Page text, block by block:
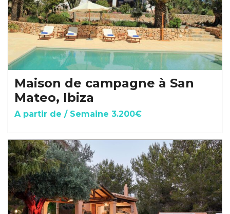
Maison de campagne à San
Mateo, Ibiza
A partir de / Semaine 3.200€